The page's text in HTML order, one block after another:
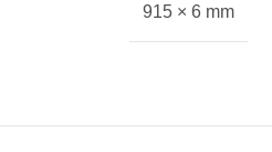
915 × 6 mm